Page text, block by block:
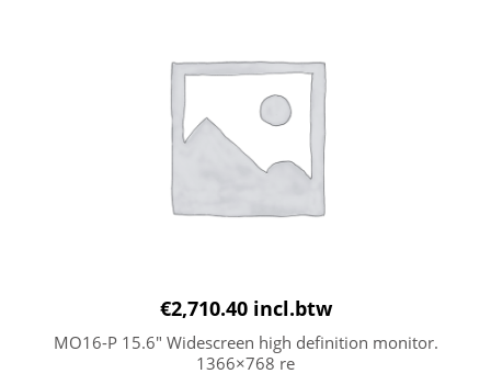
€2,710.40 incl.btw
MO16-P 15.6″ Widescreen high definition monitor.
1366×768 re